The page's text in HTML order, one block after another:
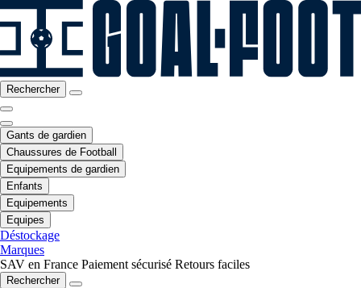
Rechercher
Gants de gardien
Chaussures de Football
Equipements de gardien
Enfants
Equipements
Equipes
Déstockage
Marques
SAV en France Paiement sécurisé Retours faciles
Rechercher